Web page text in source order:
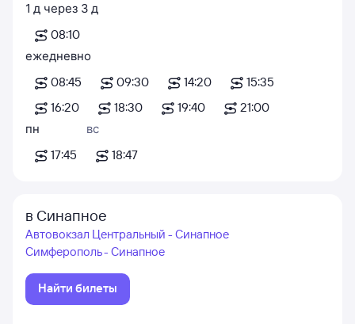
1 д через 3 д
08:10
ежедневно
08:45
09:30 14:20
15:35
16:20
18:30 19:40
21:00
пн
17:45
вс
18:47
в Синапное
Автовокзал Центральный - Синапное
Симферополь - Синапное
Найти билеты